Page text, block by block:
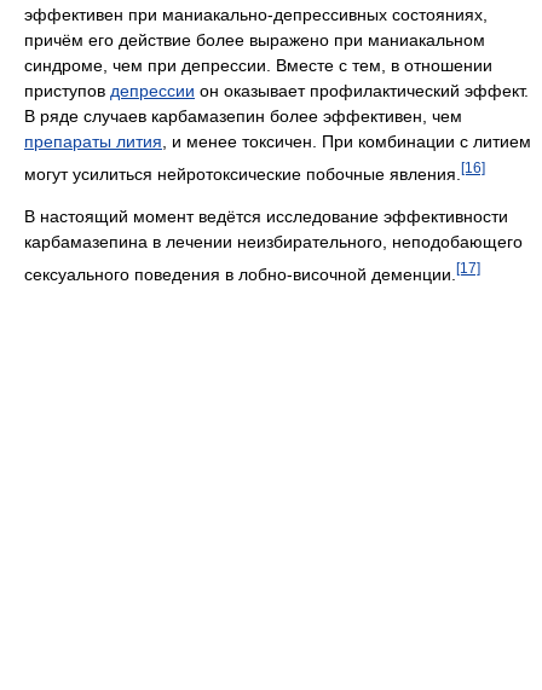
эффективен при маниакально-депрессивных состояниях,
причём его действие более выражено при маниакальном
синдроме, чем при депрессии. Вместе с тем, в отношении
приступов депрессии он оказывает профилактический эффект.
В ряде случаев карбамазепин более эффективен, чем
препараты лития , и менее токсичен. При комбинации с литием
могут усилиться нейротоксические побочные явления. [16]
В настоящий момент ведётся исследование эффективности
карбамазепина в лечении неизбирательного, неподобающего
сексуального поведения в лобно-височной деменции. [17]